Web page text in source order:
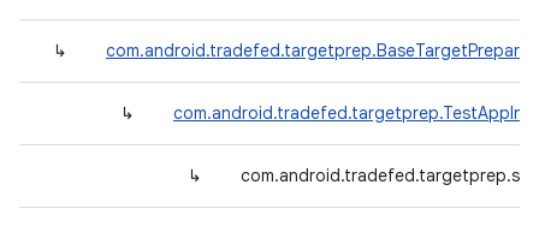
↳ com.android.tradefed.targetprep.BaseTargetPreparer
↳
↳